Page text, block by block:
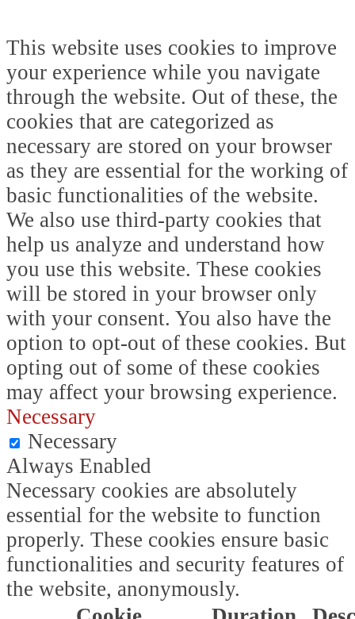
This website uses cookies to improve
your experience while you navigate
through the website. Out of these, the
cookies that are categorized as
necessary are stored on your browser
as they are essential for the working of
basic functionalities of the website.
We also use third-party cookies that
help us analyze and understand how
you use this website. These cookies
will be stored in your browser only
with your consent. You also have the
option to opt-out of these cookies. But
opting out of some of these cookies
may affect your browsing experience.
Necessary
Necessary
Always Enabled
Necessary cookies are absolutely
essential for the website to function
properly. These cookies ensure basic
functionalities and security features of
the website, anonymously.